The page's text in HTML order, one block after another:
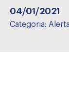
04/01/2021
Categoria: